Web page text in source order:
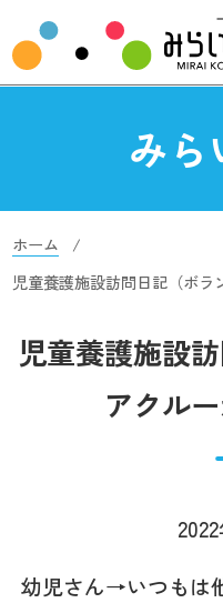
みら
ホーム
児童養護施設訪問日記（ボラ
児童養護施設
アクル
幼児さん→いつもは